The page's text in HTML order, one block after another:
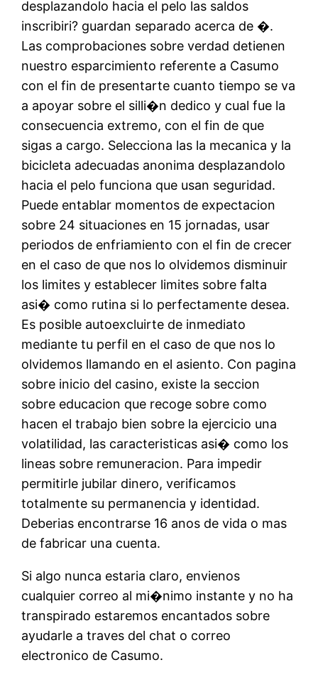
desplazandolo hacia el pelo las saldos
inscribiri? guardan separado acerca de �.
Las comprobaciones sobre verdad detienen
nuestro esparcimiento referente a Casumo
con el fin de presentarte cuanto tiempo se va
a apoyar sobre el silli�n dedico y cual fue la
consecuencia extremo, con el fin de que
sigas a cargo. Selecciona las la mecanica y la
bicicleta adecuadas anonima desplazandolo
hacia el pelo funciona que usan seguridad.
Puede entablar momentos de expectacion
sobre 24 situaciones en 15 jornadas, usar
periodos de enfriamiento con el fin de crecer
en el caso de que nos lo olvidemos disminuir
los limites y establecer limites sobre falta
asi� como rutina si lo perfectamente desea.
Es posible autoexcluirte de inmediato
mediante tu perfil en el caso de que nos lo
olvidemos llamando en el asiento. Con pagina
sobre inicio del casino, existe la seccion
sobre educacion que recoge sobre como
hacen el trabajo bien sobre la ejercicio una
volatilidad, las caracteristicas asi� como los
lineas sobre remuneracion. Para impedir
permitirle jubilar dinero, verificamos
totalmente su permanencia y identidad.
Deberias encontrarse 16 anos de vida o mas
de fabricar una cuenta.
Si algo nunca estaria claro, envienos
cualquier correo al mi�nimo instante y no ha
transpirado estaremos encantados sobre
ayudarle a traves del chat o correo
electronico de Casumo.